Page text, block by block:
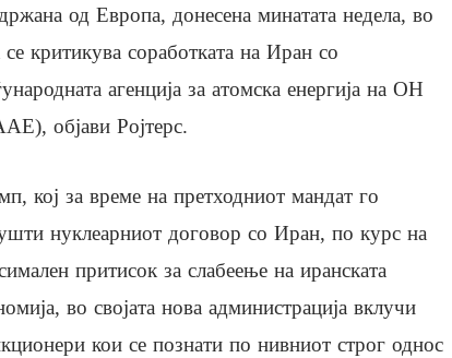
од Европа, донесена минатата недела, во
се критикува соработката на Иран со
агенција за атомска енергија на ОН
објави Ројтерс.
кој за време на претходниот мандат го
нуклеарниот договор со Иран, по курс на
притисок за слабеење на иранската
во својата нова администрација вклучи
кои се познати по нивниот строг однос